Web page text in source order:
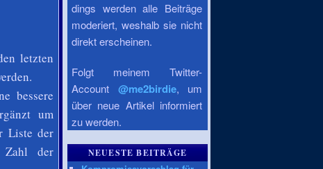
letzten
bessere
um
Liste der
Zahl der
dings werden alle Beiträge
moderiert, weshalb sie nicht
direkt erscheinen.
Folgt meinem Twitter-
Account @me2birdie, um
über neue Artikel informiert
zu werden.
NEUESTE BEITRÄGE